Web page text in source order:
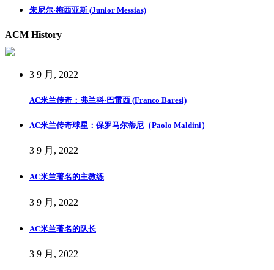
朱尼尔·梅西亚斯 (Junior Messias)
ACM History
3 9 月, 2022
AC米兰传奇：弗兰科·巴雷西 (Franco Baresi)
AC米兰传奇球星：保罗马尔蒂尼（Paolo Maldini）
3 9 月, 2022
AC米兰著名的主教练
3 9 月, 2022
AC米兰著名的队长
3 9 月, 2022